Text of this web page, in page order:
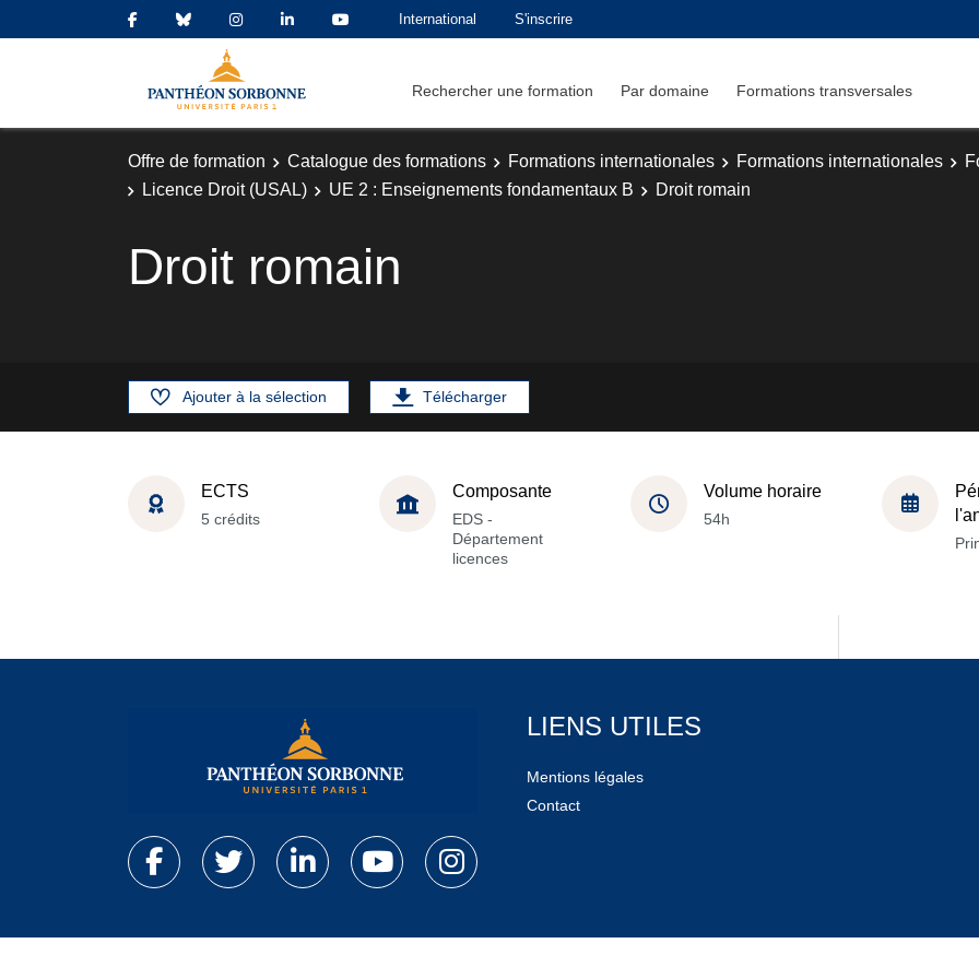
International S'inscrire
Rechercher une formation Par domaine Formations transversales
Offre de formation Catalogue des formations Formations internationales Formations internationales
Licence Droit (USAL)
UE 2 : Enseignements fondamentaux B Droit romain
Droit romain
Ajouter à la sélection Télécharger
ECTS
5 crédits
Composante
EDS -
Département
licences
Volume horaire
54h
LIENS UTILES
Mentions légales
Contact